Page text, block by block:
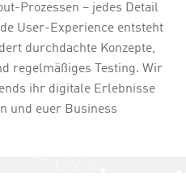
Prozessen – jedes Detail
User-Experience entsteht
durchdachte Konzepte,
regelmäßiges Testing. Wir
ihr digitale Erlebnisse
und euer Business